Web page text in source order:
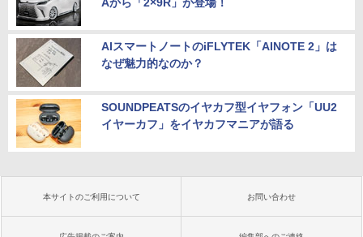
AIスマートノートのiFLYTEK「AINOTE 2」は
なぜ魅力的なのか？
SOUNDPEATSのイヤカフ型イヤフォン「UU2
イヤーカフ」をイヤカフマニアが語る
本サイトのご利用について お問い合わせ